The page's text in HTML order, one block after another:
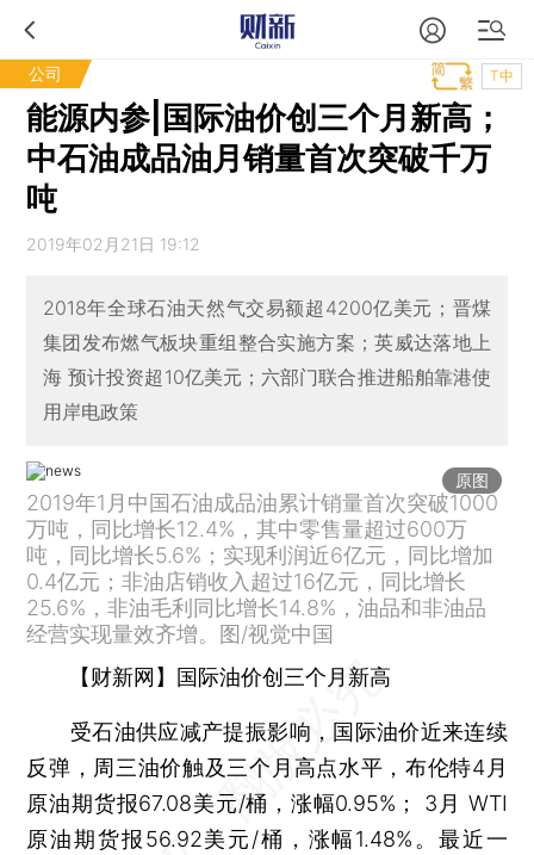
公司 T中
能源内参|国际油价创三个月新高；
中石油成品油月销量首次突破千万
吨
2019年02月21日 19:12
2018年全球石油天然气交易额超4200亿美元；晋煤
集团发布燃气板块重组整合实施方案；英威达落地上
海 预计投资超10亿美元；六部门联合推进船舶靠港使
用岸电政策
原图
2019年1月中国石油成品油累计销量首次突破1000
万吨，同比增长12.4%，其中零售量超过600万
吨，同比增长5.6%；实现利润近6亿元，同比增加
0.4亿元；非油店销收入超过16亿元，同比增长
25.6%，非油毛利同比增长14.8%，油品和非油品
经营实现量效齐增。图/视觉中国
【财新网】国际油价创三个月新高
受石油供应减产提振影响，国际油价近来连续
反弹，周三油价触及三个月高点水平，布伦特4月
原油期货报67.08美元/桶，涨幅0.95%； 3月 WTI
原油期货报56.92美元/桶，涨幅1.48%。最近一